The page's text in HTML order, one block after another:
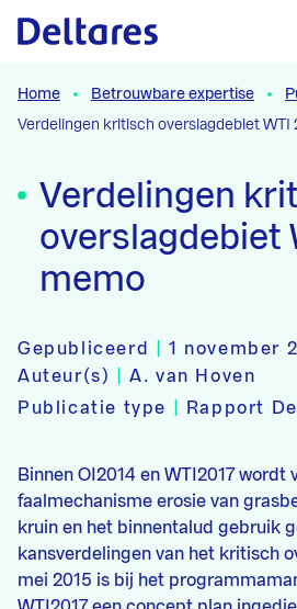
Naar hoofdcontent
Home Betrouwbare expertise
Verdelingen kritisch overslagdebiet WTI
Verdelingen
overslagdebiet
memo
Gepubliceerd |1 november
Auteur(s)
|A. van Hoven
Publicatie type
Rapport
Binnen OI2014 en WTI2017 wordt
faalmechanisme erosie van
kruin en het binnentalud gebruik
kansverdelingen van het kritisch
mei 2015 is bij het